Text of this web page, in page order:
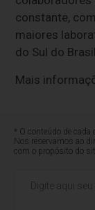
constante,
maiores
do Sul do
Mais
* O conteúdo de cada
Nos reservamos ao
com o propósito do